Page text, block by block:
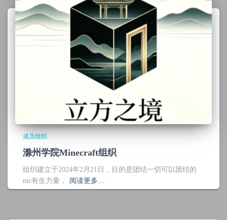
成员组织
滁州学院Minecraft组织
组织建立于2024年2月21日，目的是团结一切可以团结的
mc有生力量，
阅读更多…